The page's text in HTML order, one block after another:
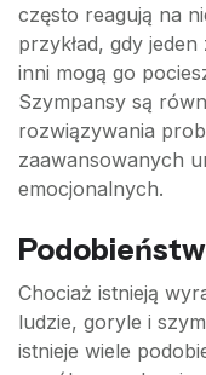
często reagują na
przykład, gdy
inni mogą go
Szympansy są
rozwiązywania
zaawansowanych
emocjonalnych.
Chociaż istnieją
ludzie, goryle i
istnieje wiele